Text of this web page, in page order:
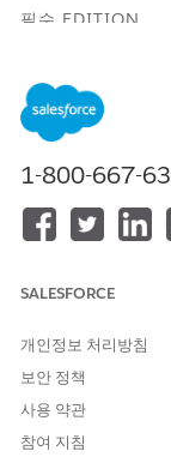
필수 EDITION
지원 제품:
지원 제품:
Lightning 레코드
자 정의:
1-800-667-
SALESFORCE
개인정보 처리방침
보안 정책
사용 약관
참여 지침